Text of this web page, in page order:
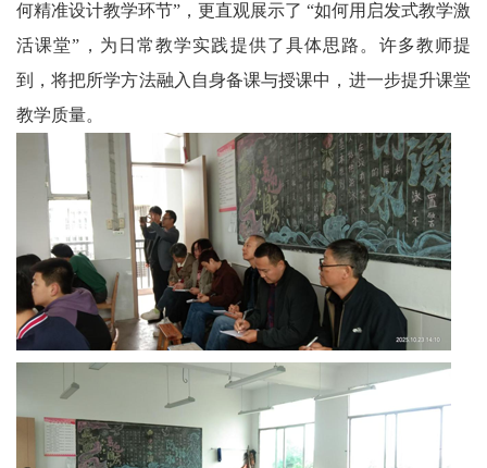
日
播
报
银
龄
西
文
何精准设计教学环节”，更直观展示了 “如何用启发式教学激
活课堂”，为日常教学实践提供了具体思路。许多教师提
到，将把所学方法融入自身备课与授课中，进一步提升课堂
教学质量。